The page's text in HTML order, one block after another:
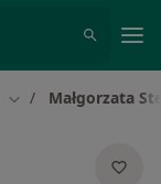
Zmień miasto
Małgorzata